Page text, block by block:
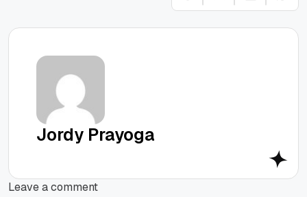
Jordy Prayoga
Leave a comment